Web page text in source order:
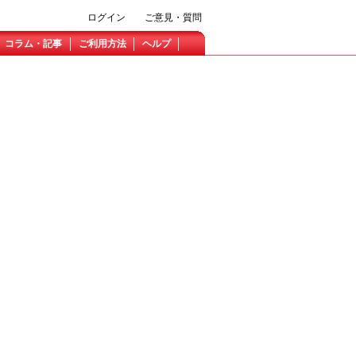
ご意見・質問
ログイン
コラム・記事 ご利用方法 ヘルプ